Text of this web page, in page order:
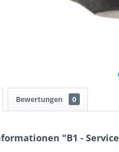
Bewertungen 0
"B1 -